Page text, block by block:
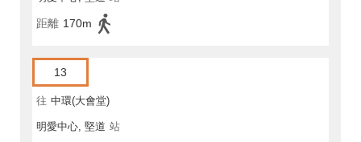
距離 170m
13
往 中環(大會堂)
明愛中心, 堅道 站